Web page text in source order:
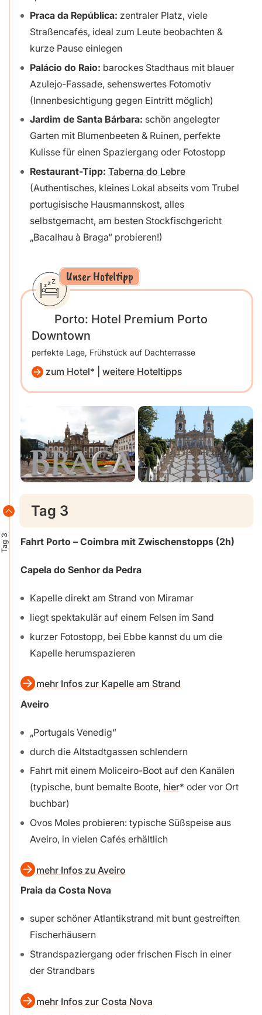
Praca da República: zentraler Platz, viele
Straßencafés, ideal zum Leute beobachten &
kurze Pause einlegen
Palácio do Raio: barockes Stadthaus mit blauer
Azulejo-Fassade, sehenswertes Fotomotiv
(Innenbesichtigung gegen Eintritt möglich)
Jardim de Santa Bárbara: schön angelegter
Garten mit Blumenbeeten & Ruinen, perfekte
Kulisse für einen Spaziergang oder Fotostopp
Restaurant-Tipp: Taberna do Lebre
(Authentisches, kleines Lokal abseits vom Trubel
portugisische Hausmannskost, alles
selbstgemacht, am besten Stockfischgericht
„Bacalhau à Braga“ probieren!)
Unser Hoteltipp
Porto: Hotel Premium Porto
Downtown
perfekte Lage, Frühstück auf Dachterrasse
zum Hotel weitere Hoteltipps
Tag 3
Tag 3
Fahrt Porto – Coimbra mit Zwischenstopps (2h)
Capela do Senhor da Pedra
Kapelle direkt am Strand von Miramar
liegt spektakulär auf einem Felsen im Sand
kurzer Fotostopp, bei Ebbe kannst du um die
Kapelle herumspazieren
mehr Infos zur Kapelle am Strand
Aveiro
„Portugals Venedig“
durch die Altstadtgassen schlendern
Fahrt mit einem Moliceiro-Boot auf den Kanälen
(typische, bunt bemalte Boote, hier
oder vor Ort
buchbar)
Ovos Moles probieren: typische Süßspeise aus
Aveiro, in vielen Cafés erhältlich
mehr Infos zu Aveiro
Praia da Costa Nova
super schöner Atlantikstrand mit bunt gestreiften
Fischerhäusern
Strandspaziergang oder frischen Fisch in einer
der Strandbars
mehr Infos zur Costa Nova